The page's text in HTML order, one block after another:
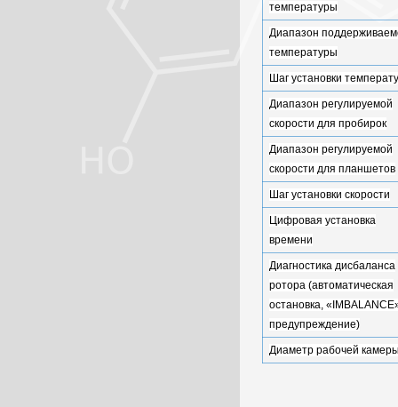
температуры
Диапазон
температуры
Шаг установки
Диапазон регулируемой
скорости для пробирок
Диапазон регулируемой
скорости для планшетов
Шаг установки скорости
Цифровая установка
времени
Диагностика дисбаланса
ротора (автоматическая
остановка,
предупреждение)
Диаметр рабочей